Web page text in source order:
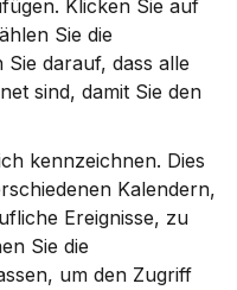
Sie die
darauf, dass alle
sind, damit Sie den
kennzeichnen. Dies
Kalendern,
Ereignisse, zu
um den Zugriff